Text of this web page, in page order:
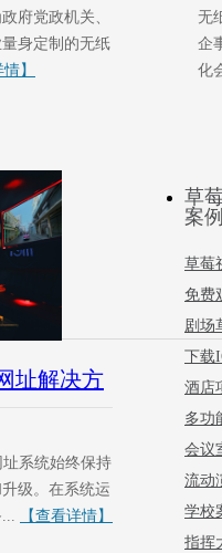
党政机关、
量身定制的无纸
】
无
企
化
址解决方
系统始终保持
。在系统运
【查看详情】
草
案
草莓
免费
剧场
下载
酒店
多功
会议
流动
学校
指挥